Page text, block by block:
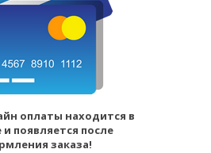
оплаты находится в
появляется после
заказа!